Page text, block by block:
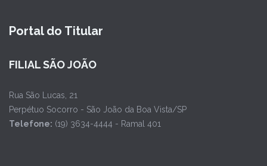
Portal do Titular
FILIAL SÃO JOÃO
Rua São Lucas, 21
Perpétuo Socorro - São João da Boa Vista/SP
Telefone: (19) 3634-4444 - Ramal 401